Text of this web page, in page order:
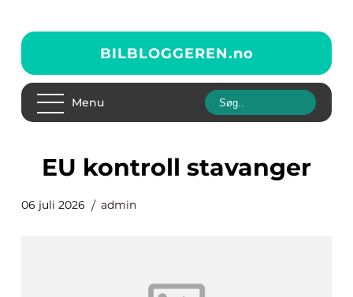
BILBLOGGEREN.no
Menu
EU kontroll stavanger
06 juli 2026 admin